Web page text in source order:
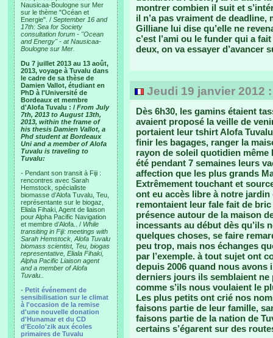
Nausicaa-Boulogne sur Mer
sur le thème "Océan et
Energie". / September 16 and
17th: Sea for Society
consultation forum - "Ocean
and Energy" - at Nausicaa-
Boulogne sur Mer.
Du 7 juillet 2013 au 13 août,
2013, voyage à Tuvalu dans
le cadre de sa thèse de
Damien Vallot, étudiant en
PhD à l'Université de
Bordeaux et membre
d'Alofa Tuvalu : / From July
7th, 2013 to August 13th,
2013, within the frame of
his thesis Damien Vallot, a
Phd student at Bordeaux
Uni and a member of Alofa
Tuvalu is traveling to
Tuvalu:
- Pendant son transit à Fiji :
rencontres avec Sarah
Hemstock, spécialiste
biomasse d’Alofa Tuvalu, Teu,
représentante sur le biogaz,
Eliala Fihaki, Agent de liaison
pour Alpha Pacific Navigation
et membre d’Alofa.. / While
transiting in Fiji: meetings with
Sarah Hemstock, Alofa Tuvalu
biomass scientist, Teu, biogas
representative, Eliala Fihaki,
Alpha Pacific Liaison agent
and a member of Alofa
Tuvalu..
- Petit événement de
sensibilisation sur le climat
à l'occasion de la remise
d'une nouvelle donation
d'Hunamar et du CD
d'Ecolo'zik aux écoles
primaires de Tuvalu
montrer combien il suit et
il n’a pas vraiment de deadline,
Gilliane lui dise qu’elle ne
c’est l’ami ou le funder qui a
deux, on va essayer d’avancer
Jeudi 19 janvier 2012
Dès 6h30, les gamins étaient
avaient proposé la veille de
portaient leur tshirt Alofa
finir les bagages, ranger la
rayon de soleil quotidien même
été pendant 7 semaines leurs
affection que les plus grands
Extrêmement touchant et
ont eu accès libre à notre
remontaient leur fale fait de
présence autour de la maison
incessants au début dès qu’ils
quelques choses, se faire
peu trop, mais nos échanges
par l’exemple. à tout sujet ont
depuis 2006 quand nous avons
derniers jours ils semblaient
comme s’ils nous voulaient le
Les plus petits ont crié nos
faisons partie de leur famille,
faisons partie de la nation de
certains s’égarent sur des